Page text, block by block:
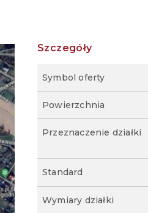
Szczegóły
Symbol oferty
Powierzchnia
Przeznaczenie działki
Standard
Wymiary działki